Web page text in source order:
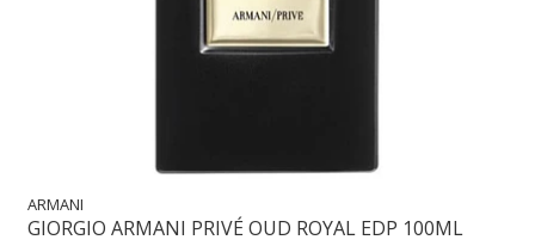
ARMANI
GIORGIO ARMANI PRIVÉ OUD ROYAL EDP 100ML